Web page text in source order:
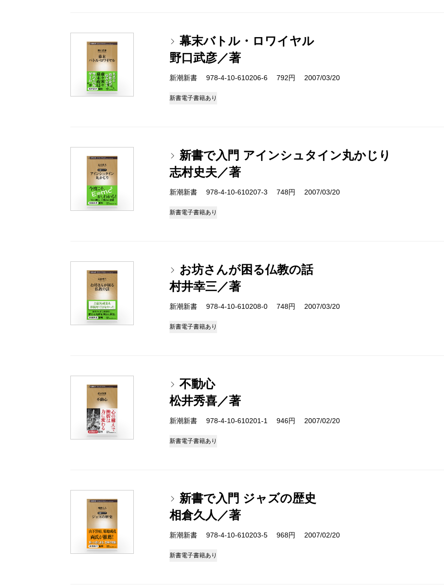
幕末バトル・ロワイヤル
野口武彦／著
新潮新書 978-4-10-610206-6 792円 2007/03/20
新書電子書籍あり
新書で入門 アインシュタイン丸かじり
志村史夫／著
新潮新書 978-4-10-610207-3 748円 2007/03/20
新書電子書籍あり
お坊さんが困る仏教の話
村井幸三／著
新潮新書 978-4-10-610208-0 748円 2007/03/20
新書電子書籍あり
不動心
松井秀喜／著
新潮新書 978-4-10-610201-1 946円 2007/02/20
新書電子書籍あり
新書で入門 ジャズの歴史
相倉久人／著
新潮新書 978-4-10-610203-5 968円 2007/02/20
新書電子書籍あり